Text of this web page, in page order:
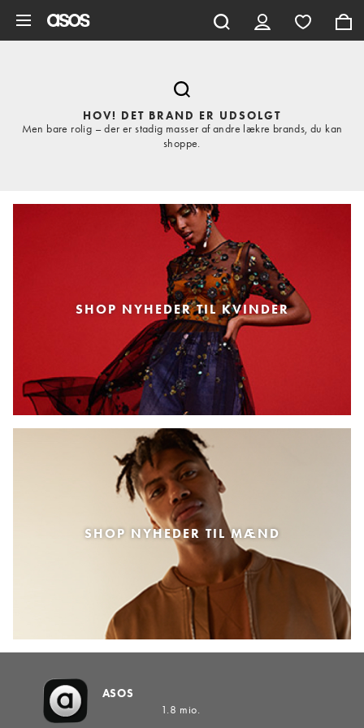
HOV! DET BRAND ER UDSOLGT
Men bare rolig – der er stadig masser af andre lækre brands, du kan
shoppe.
SHOP NYHEDER TIL KVINDER
SHOP NYHEDER TIL MÆND
ASOS
1.8 mio.